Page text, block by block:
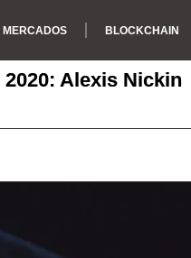
MERCADOS BLOCKCHAIN
Alexis Nickin